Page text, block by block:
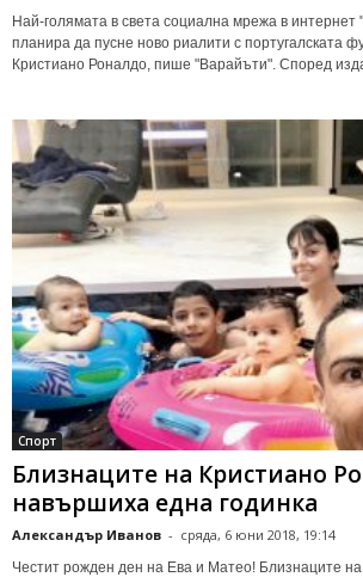
Най-голямата в света социална мрежа в интернет
планира да пусне ново риалити с португалската
Кристиано Роналдо, пише "Варайъти". Според
Спорт
Близнаците на Кристиано
навършиха една годинка
Александър Иванов - сряда, 6 юни 2018, 19:14
Честит рожден ден на Ева и Матео! Близнаците